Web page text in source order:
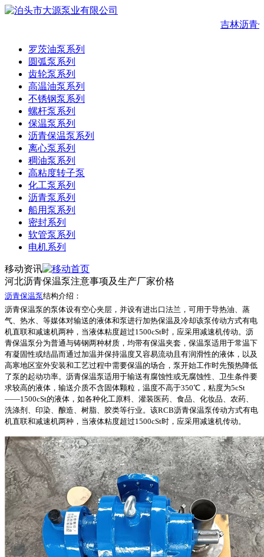
吉林沥青
罗茨油泵系列
圆弧泵系列
齿轮泵系列
高温油泵系列
不锈钢泵系列
螺杆泵系列
保温泵系列
沥青保温泵系列
离心泵系列
稠油泵系列
高粘度转子泵
化工泵系列
沥青泵系列
船用泵系列
密封系列
软管泵系列
电机系列
移动资讯
河北沥青保温泵注意事项及生产厂家价格
沥青保温泵结构介绍：
沥青保温泵的泵体设有空心夹层，并设有进出口法兰，可用于导热油、蒸
气、热水、等媒体对输送的液体和泵进行加热保温及冷却该泵传动方式有电
机直联和减速机两种，当液体粘度超过1500cSt时，应采用减速机传动。沥
青保温泵分为普通与铸钢两种材质，均带有保温夹套，保温泵适用于常温下
有凝固性或结晶而通过加温并保持温度又容易流动且有润滑性的液体，以及
高寒地区室外安装和工艺过程中需要保温的场合，泵开始工作时先预热降低
了泵的起动功率。沥青保温泵适用于输送有腐蚀性或无腐蚀性、卫生条件要
求较高的液体，输送介质不含固体颗粒，温度不高于350℃，粘度为5cSt
——1500cSt的液体，如各种化工原料、灌装医药、食品、化妆品、农药、
洗涤剂、印染、酿造、树脂、胶类等行业。该RCB沥青保温泵传动方式有电
机直联和减速机两种，当液体粘度超过1500cSt时，应采用减速机传动。